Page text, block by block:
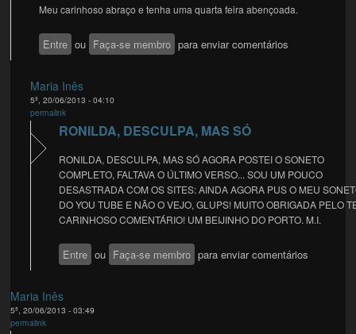
Meu carinhoso abraço e tenha uma quarta feira abençoada.
Entre ou Faça-se membro para enviar comentários
Maria Inês
5ª, 20/06/2013 - 04:10
permalink
RONILDA, DESCULPA, MAS SÓ
RONILDA, DESCULPA, MAS SÓ AGORA POSTEI O SONETO
COMPLETO, FALTAVA O ÚLTIMO VERSO... SOU UM POUCO
DESASTRADA COM OS SITES: AINDA AGORA PUS O MEU
DO YOU TUBE E NÃO O VEJO, GLUPS! MUITO OBRIGADA PELO
CARINHOSO COMENTÁRIO! UM BEIJINHO DO PORTO. M.I.
Entre ou Faça-se membro para enviar comentários
Maria Inês
5ª, 20/06/2013 - 03:49
permalink